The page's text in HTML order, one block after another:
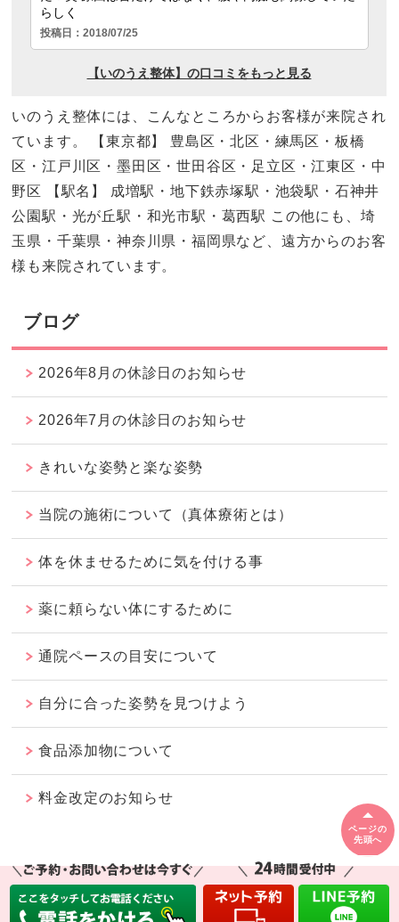
いのうえ整体には、こんなところからお客様が来院され
ています。 【東京都】 豊島区・北区・練馬区・板橋
区・江戸川区・墨田区・世田谷区・足立区・江東区・中
野区 【駅名】 成増駅・地下鉄赤塚駅・池袋駅・石神井
公園駅・光が丘駅・和光市駅・葛西駅 この他にも、埼
玉県・千葉県・神奈川県・福岡県など、遠方からのお客
様も来院されています。
ブログ
2026年8月の休診日のお知らせ
2026年7月の休診日のお知らせ
きれいな姿勢と楽な姿勢
当院の施術について（真体療術とは）
体を休ませるために気を付ける事
薬に頼らない体にするために
通院ペースの目安について
自分に合った姿勢を見つけよう
食品添加物について
料金改定のお知らせ
ページの
先頭へ